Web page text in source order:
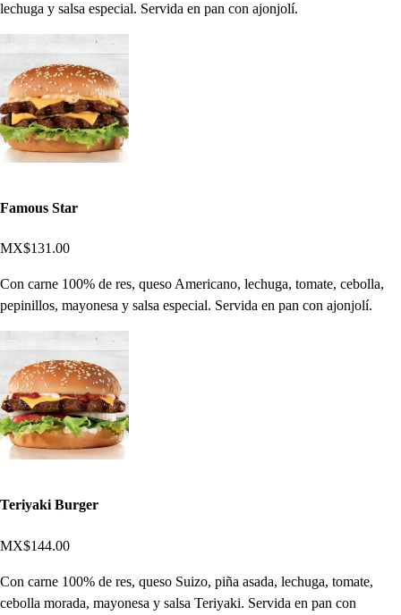
lechuga y salsa especial. Servida en pan con ajonjolí.
Famous Star
MX$131.00
Con carne 100% de res, queso Americano, lechuga, tomate, cebolla,
pepinillos, mayonesa y salsa especial. Servida en pan con ajonjolí.
Teriyaki Burger
MX$144.00
Con carne 100% de res, queso Suizo, piña asada, lechuga, tomate,
cebolla morada, mayonesa y salsa Teriyaki. Servida en pan con